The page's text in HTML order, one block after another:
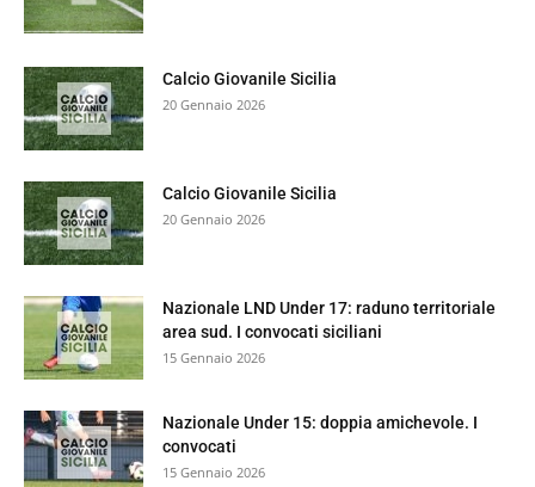
Calcio Giovanile Sicilia
20 Gennaio 2026
Calcio Giovanile Sicilia
20 Gennaio 2026
Nazionale LND Under 17: raduno territoriale
area sud. I convocati siciliani
15 Gennaio 2026
Nazionale Under 15: doppia amichevole. I
convocati
15 Gennaio 2026